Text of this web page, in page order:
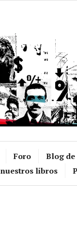
Foro Blog
libros